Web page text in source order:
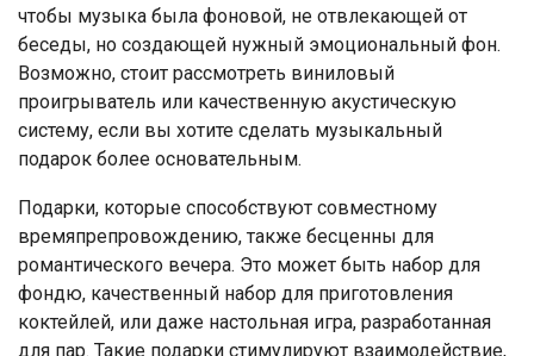
чтобы музыка была фоновой, не отвлекающей от
беседы, но создающей нужный эмоциональный фон.
Возможно, стоит рассмотреть виниловый
проигрыватель или качественную акустическую
систему, если вы хотите сделать музыкальный
подарок более основательным.
Подарки, которые способствуют совместному
времяпрепровождению, также бесценны для
романтического вечера. Это может быть набор для
фондю, качественный набор для приготовления
коктейлей, или даже настольная игра, разработанная
для пар. Такие подарки стимулируют взаимодействие,